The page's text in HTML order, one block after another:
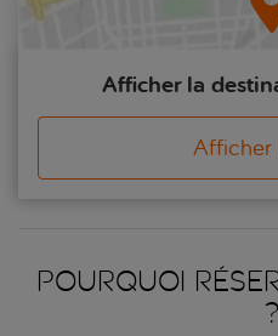
Afficher la
Afficher
Pourquoi
?